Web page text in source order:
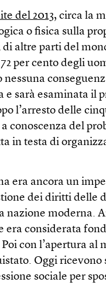
del 2013, circa la
o fisica sulla
altre parti del
per cento degli
sarà esaminata il
l’arresto delle
conoscenza del
in testa di
era ancora un
dei diritti delle
nazione moderna.
era considerata
con l’apertura al
Oggi ricevono
sociale per